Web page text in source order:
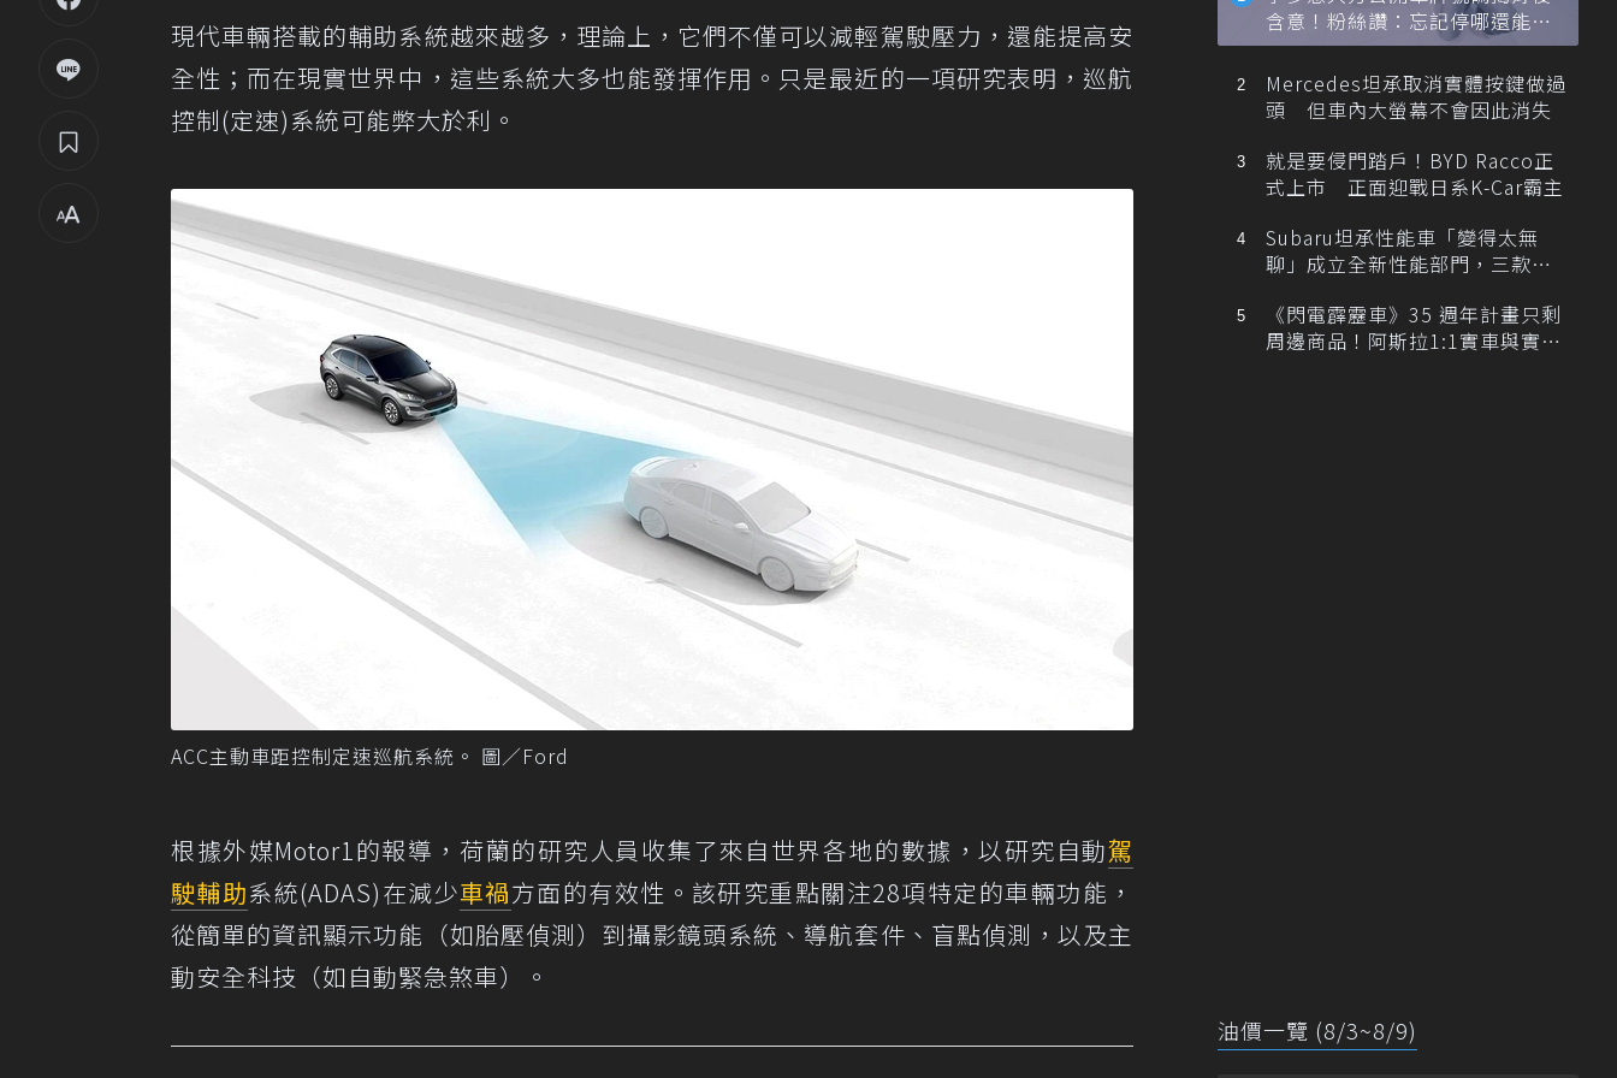
現代車輛搭載的輔助系統越來越多，理論上，它們不僅可以減輕駕駛壓力，還能提高安
全性；而在現實世界中，這些系統大多也能發揮作用。只是最近的一項研究表明，巡航
控制(定速)系統可能弊大於利。
ACC主動車距控制定速巡航系統。 圖／Ford
根據外媒Motor1的報導 ，荷蘭的研究人員收集了來自世界各地的數據，以研究自動駕
駛輔助系統(ADAS)在減少車禍方面的有效性。該研究重點關注28項特定的車輛功能，
從簡單的資訊顯示功能（如胎壓偵測）到攝影鏡頭系統、導航套件、盲點偵測，以及主
動安全科技（如自動緊急煞車）。
含意！粉絲讚：忘記停哪還能幫
忙找車
Mercedes坦承取消實體按鍵做過
頭 但車內大螢幕不會因此消失
就是要侵門踏戶！BYD Racco正
式上市 正面迎戰日系K-Car霸主
Subaru坦承性能車「變得太無
聊」成立全新性能部門，三款手
《閃電霹靂車》35 週年計畫只剩
周邊商品！阿斯拉1:1實車與實體
油價一覽 (8/3~8/9)